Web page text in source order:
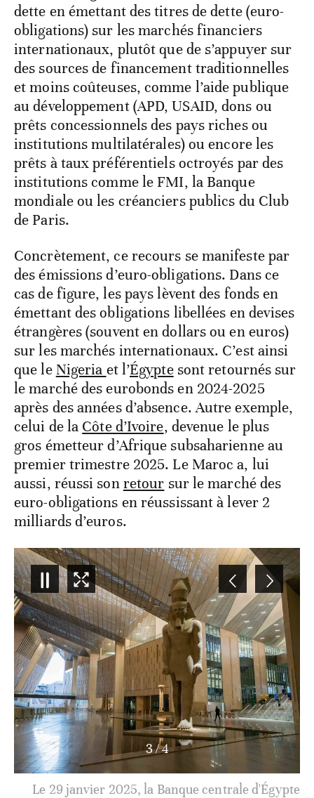
dette en émettant des titres de dette (euro-
obligations) sur les marchés financiers
internationaux, plutôt que de s’appuyer sur
des sources de financement traditionnelles
et moins coûteuses, comme l’aide publique
au développement (APD, USAID, dons ou
prêts concessionnels des pays riches ou
institutions multilatérales) ou encore les
prêts à taux préférentiels octroyés par des
institutions comme le FMI, la Banque
mondiale ou les créanciers publics du Club
de Paris.
Concrètement, ce recours se manifeste par
des émissions d’euro-obligations. Dans ce
cas de figure, les pays lèvent des fonds en
émettant des obligations libellées en devises
étrangères (souvent en dollars ou en euros)
sur les marchés internationaux. C’est ainsi
que le Nigeria et l’Égyptesont retournés sur
le marché des eurobonds en 2024-2025
après des années d’absence. Autre exemple,
celui de la Côte d’Ivoire, devenue le plus
gros émetteur d’Afrique subsaharienne au
premier trimestre 2025. Le Maroc a, lui
aussi, réussi sonretour sur le marché des
euro-obligations en réussissant à lever 2
milliards d’euros.
3/4
Le 29 janvier 2025, la Banque centrale d'Égypte